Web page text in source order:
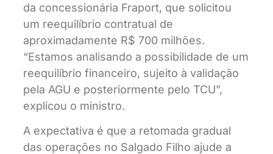
da concessionária Fraport, que solicitou
um reequilíbrio contratual de
aproximadamente R$ 700 milhões.
“Estamos analisando a possibilidade de um
reequilíbrio financeiro, sujeito à validação
pela AGU e posteriormente pelo TCU”,
explicou o ministro.
A expectativa é que a retomada gradual
das operações no Salgado Filho ajude a